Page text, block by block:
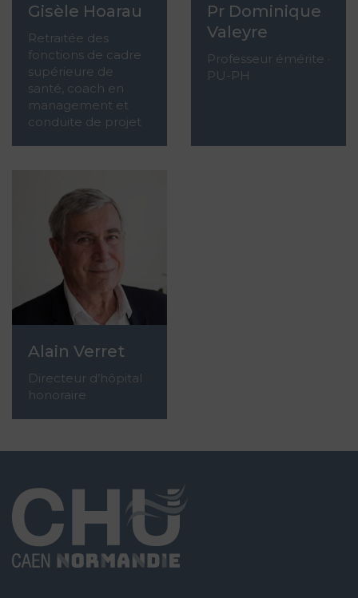
Gisèle Hoarau
Retraitée des
fonctions de cadre
supérieure de
santé, coach en
management et
conduite de projet
Pr Dominique
Valeyre
Professeur émérite ·
PU-PH
Alain Verret
Directeur d’hôpital
honoraire